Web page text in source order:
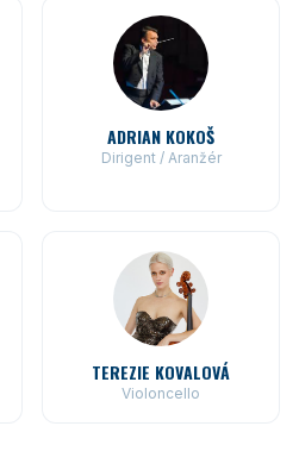
ADRIAN KOKOŠ
Dirigent / Aranžér
TEREZIE KOVALOVÁ
Violoncello